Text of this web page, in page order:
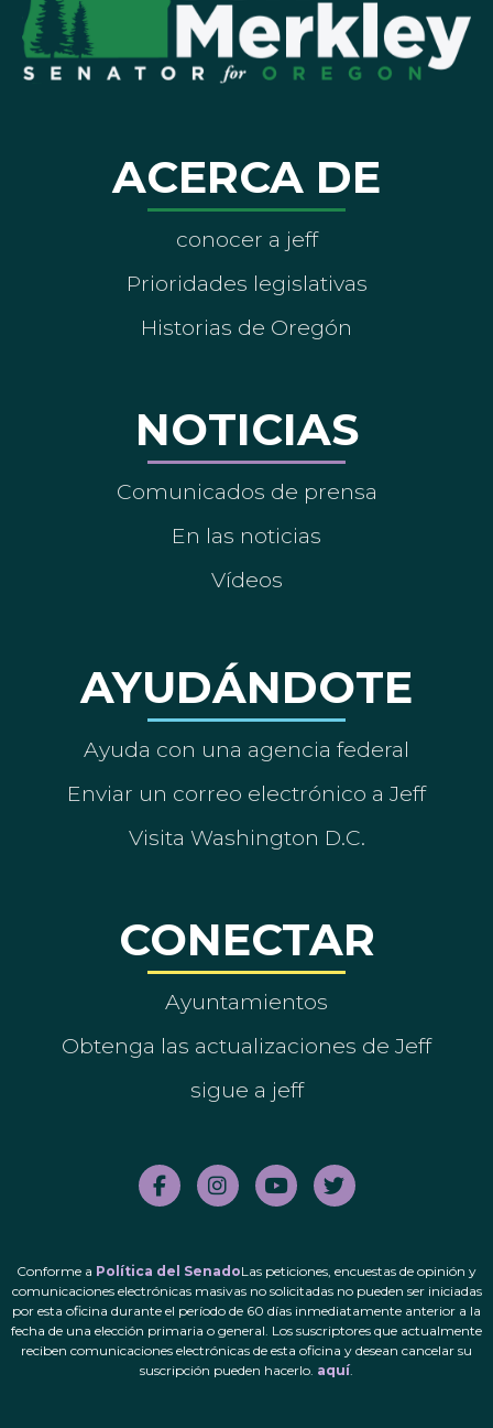
ACERCA DE
conocer a jeff
Prioridades legislativas
Historias de Oregón
NOTICIAS
Comunicados de prensa
En las noticias
Vídeos
AYUDÁNDOTE
Ayuda con una agencia federal
Enviar un correo electrónico a Jeff
Visita Washington D.C.
CONECTAR
Ayuntamientos
Obtenga las actualizaciones de Jeff
sigue a jeff
Conforme a Política del SenadoLas peticiones, encuestas de opinión y
comunicaciones electrónicas masivas no solicitadas no pueden ser iniciadas
por esta oficina durante el período de 60 días inmediatamente anterior a la
fecha de una elección primaria o general. Los suscriptores que actualmente
reciben comunicaciones electrónicas de esta oficina y desean cancelar su
suscripción pueden hacerlo. aquí.